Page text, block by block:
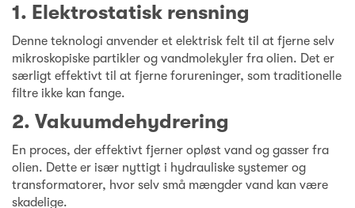
1. Elektrostatisk rensning
Denne teknologi anvender et elektrisk felt til at fjerne selv
mikroskopiske partikler og vandmolekyler fra olien. Det er
særligt effektivt til at fjerne forureninger, som traditionelle
filtre ikke kan fange.
2. Vakuumdehydrering
En proces, der effektivt fjerner opløst vand og gasser fra
olien. Dette er især nyttigt i hydrauliske systemer og
transformatorer, hvor selv små mængder vand kan være
skadelige.